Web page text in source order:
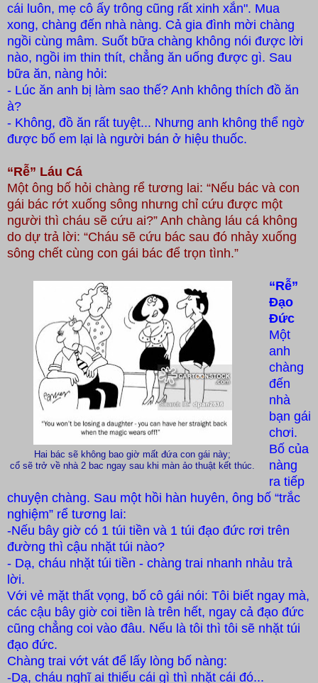
cái luôn, mẹ cô ấy trông cũng rất xinh xắn". Mua
xong, chàng đến nhà nàng. Cả gia đình mời chàng
ngồi cùng mâm. Suốt bữa chàng không nói được lời
nào, ngồi im thin thít, chẳng ăn uống được gì. Sau
bữa ăn, nàng hỏi:
- Lúc ăn anh bị làm sao thế? Anh không thích đồ ăn
à?
- Không, đồ ăn rất tuyệt... Nhưng anh không thể ngờ
được bố em lại là người bán ở hiệu thuốc.
“Rễ” Láu Cá
Một ông bố hỏi chàng rể tương lai: “Nếu bác và con
gái bác rớt xuống sông nhưng chỉ cứu được một
người thì cháu sẽ cứu ai?” Anh chàng láu cá không
do dự trả lời: “Cháu sẽ cứu bác sau đó nhảy xuống
sông chết cùng con gái bác để trọn tình.”
Hai bác sẽ không bao giờ mất đứa con gái này;
cổ sẽ trở về nhà 2 bac ngay sau khi màn ảo thuật kết thúc.
“Rễ”
Đạo
Đức
Một
anh
chàng
đến
nhà
bạn gái
chơi.
Bố của
nàng
ra tiếp
chuyện chàng. Sau một hồi hàn huyên, ông bố “trắc
nghiệm” rể tương lai:
-Nếu bây giờ có 1 túi tiền và 1 túi đạo đức rơi trên
đường thì cậu nhặt túi nào?
- Dạ, cháu nhặt túi tiền - chàng trai nhanh nhảu trả
lời.
Với vẻ mặt thất vọng, bố cô gái nói: Tôi biết ngay mà,
các cậu bây giờ coi tiền là trên hết, ngay cả đạo đức
cũng chẳng coi vào đâu. Nếu là tôi thì tôi sẽ nhặt túi
đạo đức.
Chàng trai vớt vát để lấy lòng bố nàng:
-Dạ, cháu nghĩ ai thiếu cái gì thì nhặt cái đó...